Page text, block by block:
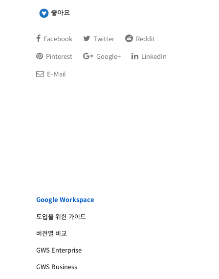
좋아요
Facebook Twitter Reddit
Pinterest Google+ LinkedIn
E-Mail
Google Workspace
도입을 위한 가이드
버전별 비교
GWS Enterprise
GWS Business